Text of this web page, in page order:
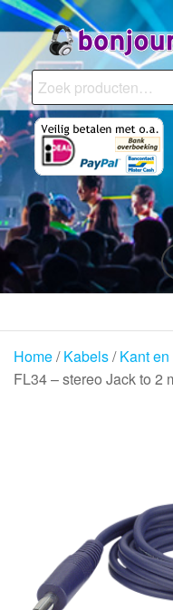
Ga
naar
inhoudZoeken
naar:
Home/Kabels/Kant
FL34 – stereo Jack to 2